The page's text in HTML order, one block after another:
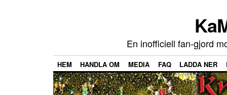
En inofficiell fan-gjord
HEM HANDLA OM MEDIA FAQ LADDA NER